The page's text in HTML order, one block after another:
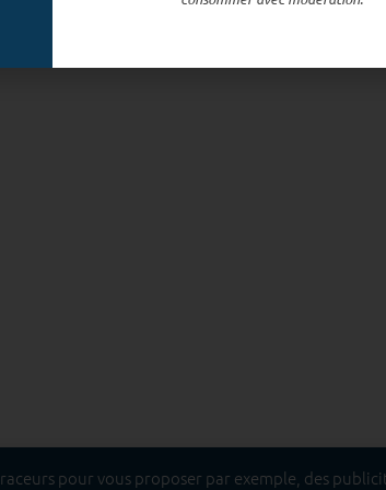
avec modération.
pour vous proposer par exemple, des